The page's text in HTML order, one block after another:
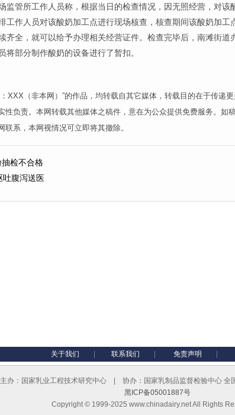
管所工作人员称，根据当日的检查情况，因无照经营，对该
工作人员对该酸奶加工点进行现场核查，核查期间该酸奶加工
齐全，就可以给予办理相关经营证件。检查完毕后，南滩街道
部分制作酸奶的设备进行了暂扣。
XXX（非本网）”的作品，均转载自其它媒体，转载目的在于传递更
性负责。本网转载其他媒体之稿件，意在为公众提供免费服务。如
系，本网视情况可立即将其撤除。
检不合格
吐腹泻送医
关于我们 联系我们 免责声明
主办：国家乳业工程技术研究中心 | 协办：国家乳制品监督检验中心
黑ICP备05001887号
Copyright © 1999-2025 www.chinadairy.net All Rights